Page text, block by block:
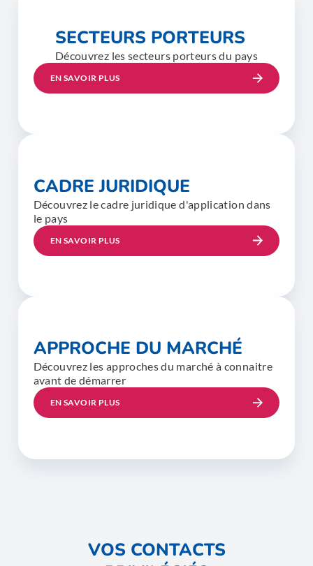
SECTEURS PORTEURS
Découvrez les secteurs porteurs du pays
EN SAVOIR PLUS
CADRE JURIDIQUE
Découvrez le cadre juridique d'application dans
le pays
EN SAVOIR PLUS
APPROCHE DU MARCHÉ
Découvrez les approches du marché à connaitre
avant de démarrer
EN SAVOIR PLUS
VOS CONTACTS